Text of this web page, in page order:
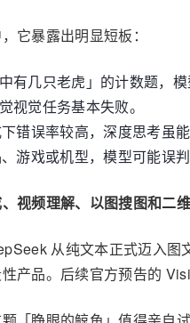
它暴露出明显短板：
有几只老虎」的计数题，
视觉任务基本失败。
错误率较高，深度思考虽
游戏或机型，模型可能误
视频理解、以图搜图和二
从纯文本正式迈入
产品。后续官方预告的